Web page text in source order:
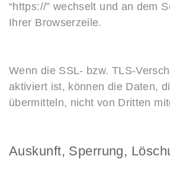
“https://” wechselt und an dem
Ihrer Browserzeile.
Wenn die SSL- bzw. TLS-
aktiviert ist, können die Daten,
übermitteln, nicht von Dritten
Auskunft, Sperrung,